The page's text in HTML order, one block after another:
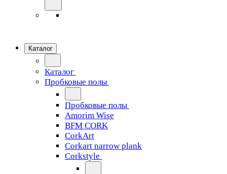
Каталог
Каталог
Пробковые полы
Пробковые полы
Amorim Wise
BFM CORK
CorkArt
Corkart narrow plank
Corkstyle